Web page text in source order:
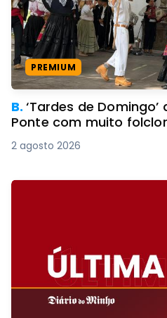
PREMIUM
B.‘Tardes de
Ponte com muito
2 agosto 2026